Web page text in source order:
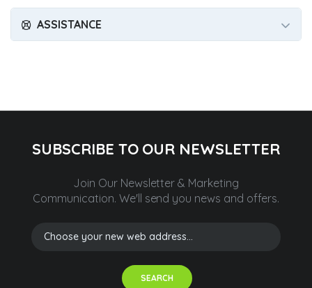
ASSISTANCE
SUBSCRIBE TO OUR NEWSLETTER
Join Our Newsletter & Marketing
Communication. We'll send you news and offers.
SEARCH